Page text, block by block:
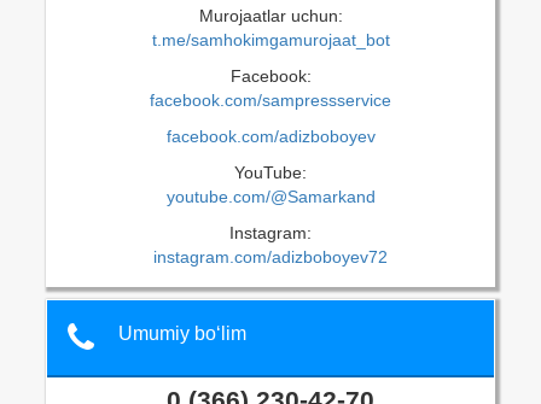
Murojaatlar uchun:
t.me/samhokimgamurojaat_bot
Facebook:
facebook.com/sampressservice
facebook.com/adizboboyev
YouTube:
youtube.com/@Samarkand
Instagram:
instagram.com/adizboboyev72
Umumiy bo‘lim